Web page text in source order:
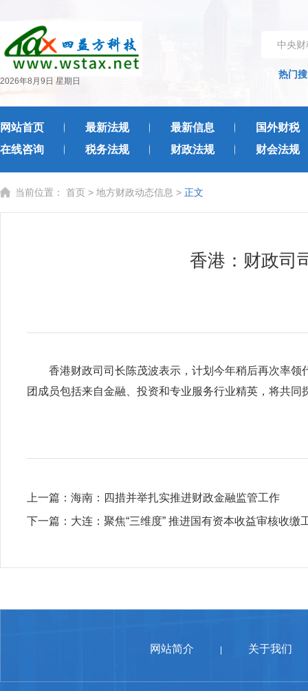
2026年8月9日 星期日
中央
热门
网站首页 最新法规 最新信息
国外财税
在线咨询
税务法规 财政法规 财会法规
当前位置： 首页 > 地方财政动态信息 > 正文
香港：财政司
香港财政司司长陈茂波表示，计划今年稍后再次率领
团成员包括来自金融、投资和专业服务行业精英，将共
上一篇： 海南：四措并举扎实推进财政金融监管工作
下一篇： 大连：聚焦“三维度” 推进国有资本收益审核收缴
网站简介 关于我们